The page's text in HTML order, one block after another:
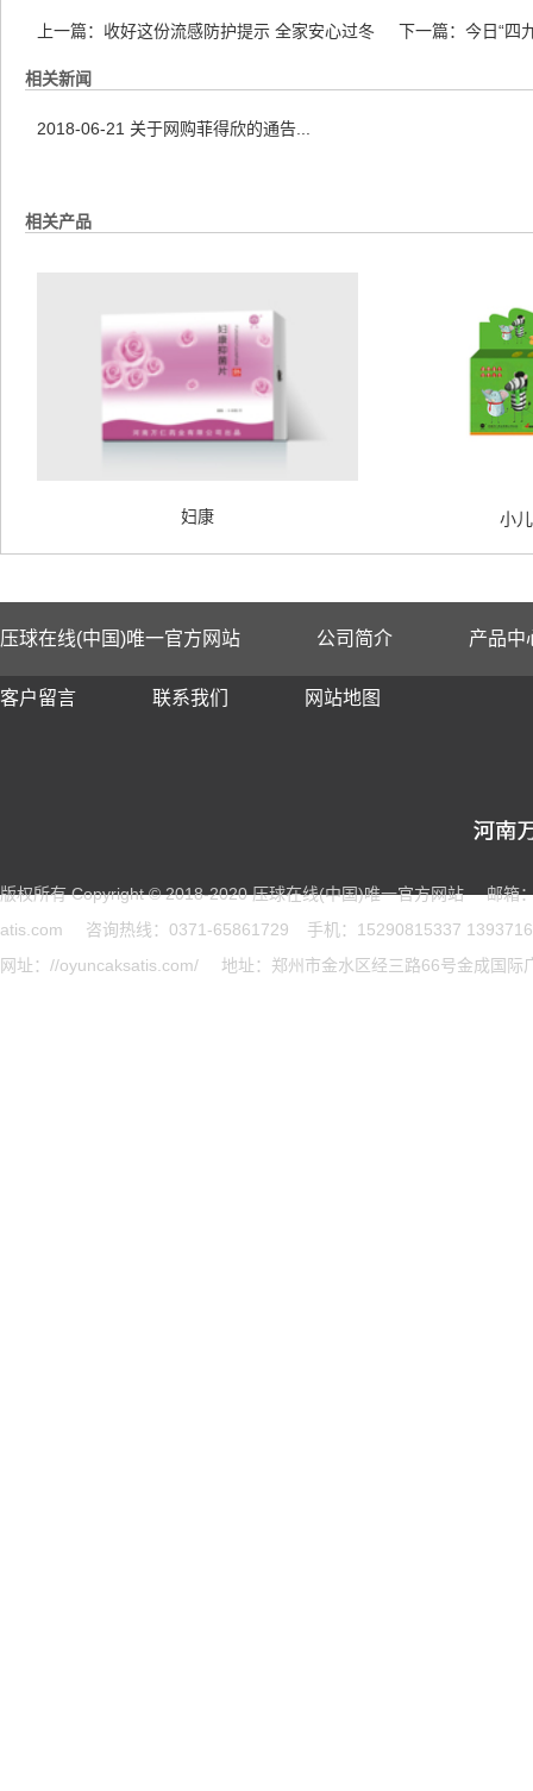
上一篇： 收好这份流感防护提示 全家安心过冬 下一篇： 今日“四
相关新闻
2018-06-21 关于网购菲得欣的通告...
相关产品
妇康 小
压球在线(中国)唯一官方网站 公司简介 产品中
客户留言 联系我们 网站地图
版权所有 Copyright © 2018-2020 压球在线(中国)唯一官方网站
邮箱
atis.com
咨询热线：0371-65861729
手机：15290815337
网址：//oyuncaksatis.com/
地址：郑州市金水区经三路66号金成国际